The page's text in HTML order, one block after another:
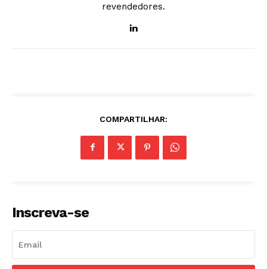
revendedores.
COMPARTILHAR:
Inscreva-se